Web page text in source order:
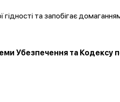
та запобігає
Убезпечення та Кодексу